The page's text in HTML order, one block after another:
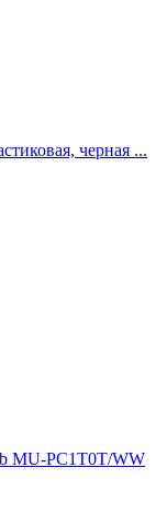
черная ...
MU-PC1T0T/WW